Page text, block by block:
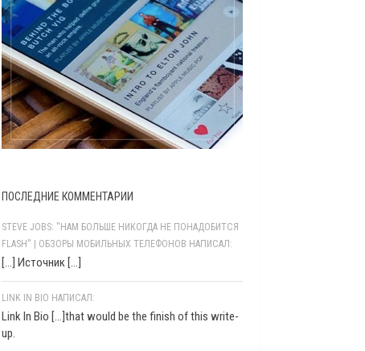
ПОСЛЕДНИЕ КОММЕНТАРИИ
STEVE JOBS: "НАМ БОЛЬШЕ НИКОГДА НЕ ПОНАДОБИТСЯ
FLASH" | ОБЗОРЫ МОБИЛЬНЫХ ТЕЛЕФОНОВ НАПИСАЛ:
[…] Источник […]
LINK IN BIO НАПИСАЛ:
Link In Bio [...]that would be the finish of this write-
up.